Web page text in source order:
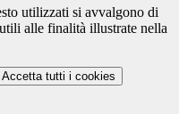
utilizzati si avvalgono di
alle finalità illustrate nella
Accetta tutti i cookies